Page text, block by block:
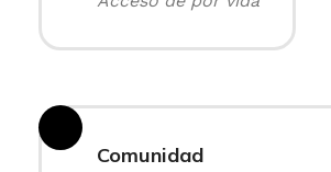
Comunidad